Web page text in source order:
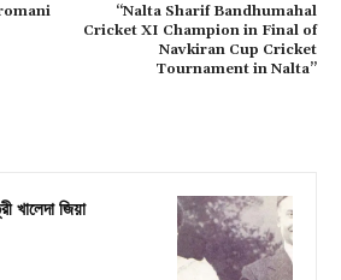
“Nalta Sharif Bandhumahal
Cricket XI Champion in Final of
Navkiran Cup Cricket
Tournament in Nalta”
খালেদা জিয়া